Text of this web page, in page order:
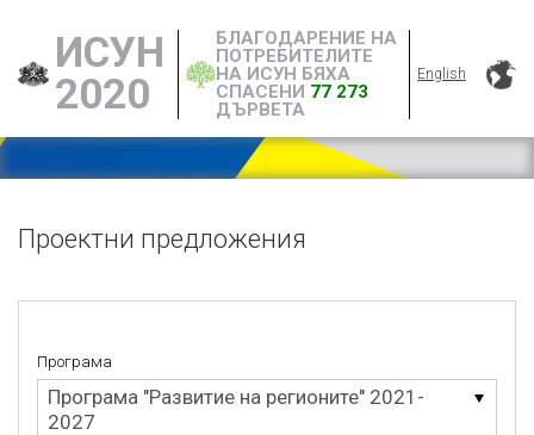
ИСУН
2020
БЛАГОДАРЕНИЕ НА
ПОТРЕБИТЕЛИТЕ
НА ИСУН БЯХА
СПАСЕНИ 77 273
ДЪРВЕТА
English
Проектни предложения
Програма
Програма "Развитие на регионите" 2021-
2027
Програма